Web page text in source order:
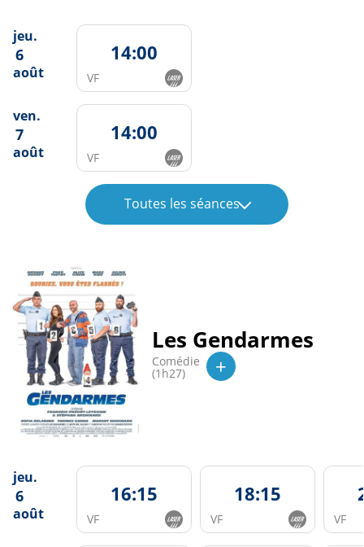
jeu.
6
août
14:00
VF
ven.
7
août
14:00
VF
Toutes les séances
Les Gendarmes
Comédie
(1h27) +
jeu.
6
août
16:15
VF
18:15
VF VF